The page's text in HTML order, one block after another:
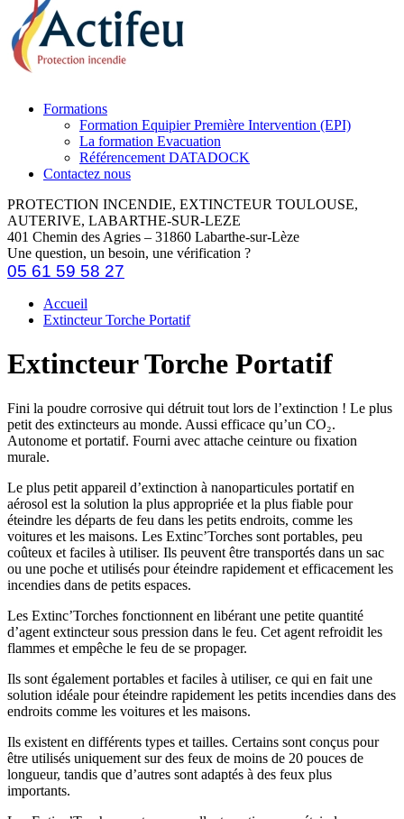
Formations
Formation Equipier Première Intervention (EPI)
La formation Evacuation
Référencement DATADOCK
Contactez nous
PROTECTION INCENDIE, EXTINCTEUR TOULOUSE,
AUTERIVE, LABARTHE-SUR-LEZE
401 Chemin des Agries – 31860 Labarthe-sur-Lèze
Une question, un besoin, une vérification ?
05 61 59 58 27
Accueil
Extincteur Torche Portatif
Extincteur Torche Portatif
Fini la poudre corrosive qui détruit tout lors de l’extinction ! Le plus
petit des extincteurs au monde. Aussi efficace qu’un CO₂.
Autonome et portatif. Fourni avec attache ceinture ou fixation
murale.
Le plus petit appareil d’extinction à nanoparticules portatif en
aérosol est la solution la plus appropriée et la plus fiable pour
éteindre les départs de feu dans les petits endroits, comme les
voitures et les maisons. Les Extinc’Torches sont portables, peu
coûteux et faciles à utiliser. Ils peuvent être transportés dans un sac
ou une poche et utilisés pour éteindre rapidement et efficacement les
incendies dans de petits espaces.
Les Extinc’Torches fonctionnent en libérant une petite quantité
d’agent extincteur sous pression dans le feu. Cet agent refroidit les
flammes et empêche le feu de se propager.
Ils sont également portables et faciles à utiliser, ce qui en fait une
solution idéale pour éteindre rapidement les petits incendies dans des
endroits comme les voitures et les maisons.
Ils existent en différents types et tailles. Certains sont conçus pour
être utilisés uniquement sur des feux de moins de 20 pouces de
longueur, tandis que d’autres sont adaptés à des feux plus
importants.